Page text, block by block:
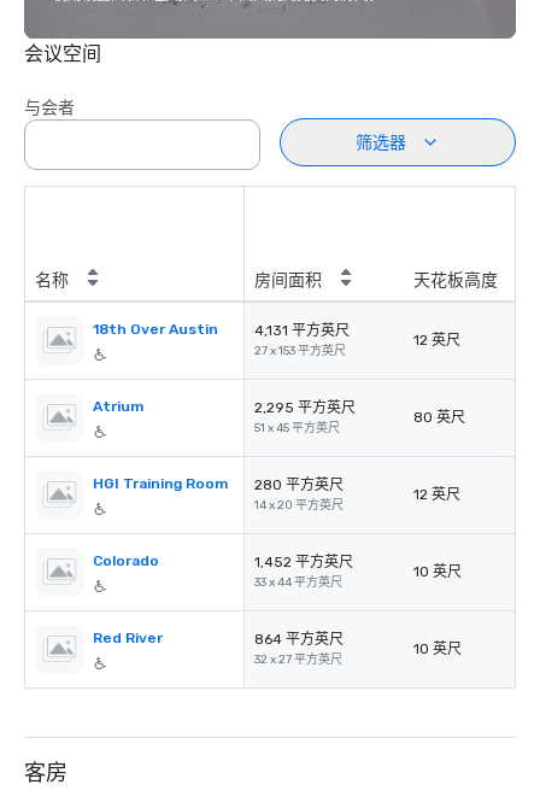
会议空间
与会者
筛选器
名称 房间面积 天花板高度
18th Over Austin 4,131 平方英尺
27 x 153 平方英尺
12 英尺
Atrium 2,295 平方英尺
51 x 45 平方英尺
80 英尺
HGI Training Room 280 平方英尺
14 x 20 平方英尺
12 英尺
Colorado 1,452 平方英尺
33 x 44 平方英尺
10 英尺
Red River 864 平方英尺
32 x 27 平方英尺
10 英尺
客房